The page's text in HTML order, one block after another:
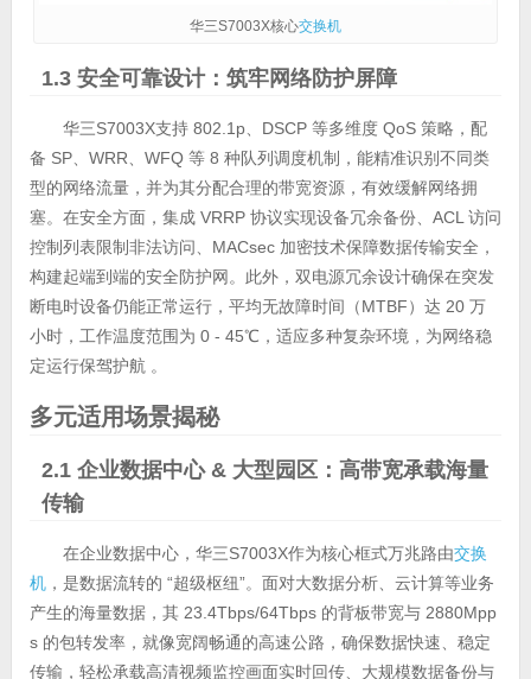
华三S7003X核心交换机
1.3 安全可靠设计：筑牢网络防护屏障
华三S7003X支持 802.1p、DSCP 等多维度 QoS 策略，配
备 SP、WRR、WFQ 等 8 种队列调度机制，能精准识别不同类
型的网络流量，并为其分配合理的带宽资源，有效缓解网络拥
塞。在安全方面，集成 VRRP 协议实现设备冗余备份、ACL 访问
控制列表限制非法访问、MACsec 加密技术保障数据传输安全，
构建起端到端的安全防护网。此外，双电源冗余设计确保在突发
断电时设备仍能正常运行，平均无故障时间（MTBF）达 20 万
小时，工作温度范围为 0 - 45℃，适应多种复杂环境，为网络稳
定运行保驾护航 。
多元适用场景揭秘
2.1 企业数据中心 & 大型园区：高带宽承载海量
传输
在企业数据中心，华三S7003X作为核心框式万兆路由交换
机，是数据流转的 “超级枢纽”。面对大数据分析、云计算等业务
产生的海量数据，其 23.4Tbps/64Tbps 的背板带宽与 2880Mpp
s 的包转发率，就像宽阔畅通的高速公路，确保数据快速、稳定
传输，轻松承载高清视频监控画面实时回传、大规模数据备份与